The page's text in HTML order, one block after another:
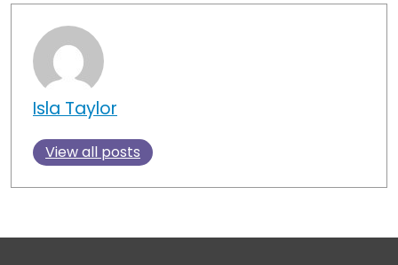
Isla Taylor
View all posts